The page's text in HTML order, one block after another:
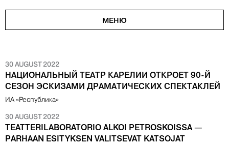
МЕНЮ
30 AUGUST 2022
НАЦИОНАЛЬНЫЙ ТЕАТР КАРЕЛИИ ОТКРОЕТ 90-Й
СЕЗОН ЭСКИЗАМИ ДРАМАТИЧЕСКИХ СПЕКТАКЛЕЙ
ИА «Республика»
30 AUGUST 2022
TEATTERILABORATORIO ALKOI PETROSKOISSA —
PARHAAN ESITYKSEN VALITSEVAT KATSOJAT